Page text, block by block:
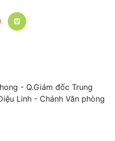
- Q.Giám đốc Trung
Linh - Chánh Văn phòng